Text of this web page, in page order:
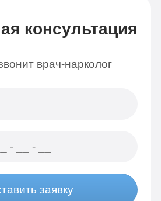
консультация
врач-нарколог
заявку